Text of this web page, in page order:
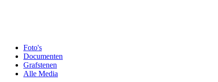
Foto's
Documenten
Grafstenen
Alle Media